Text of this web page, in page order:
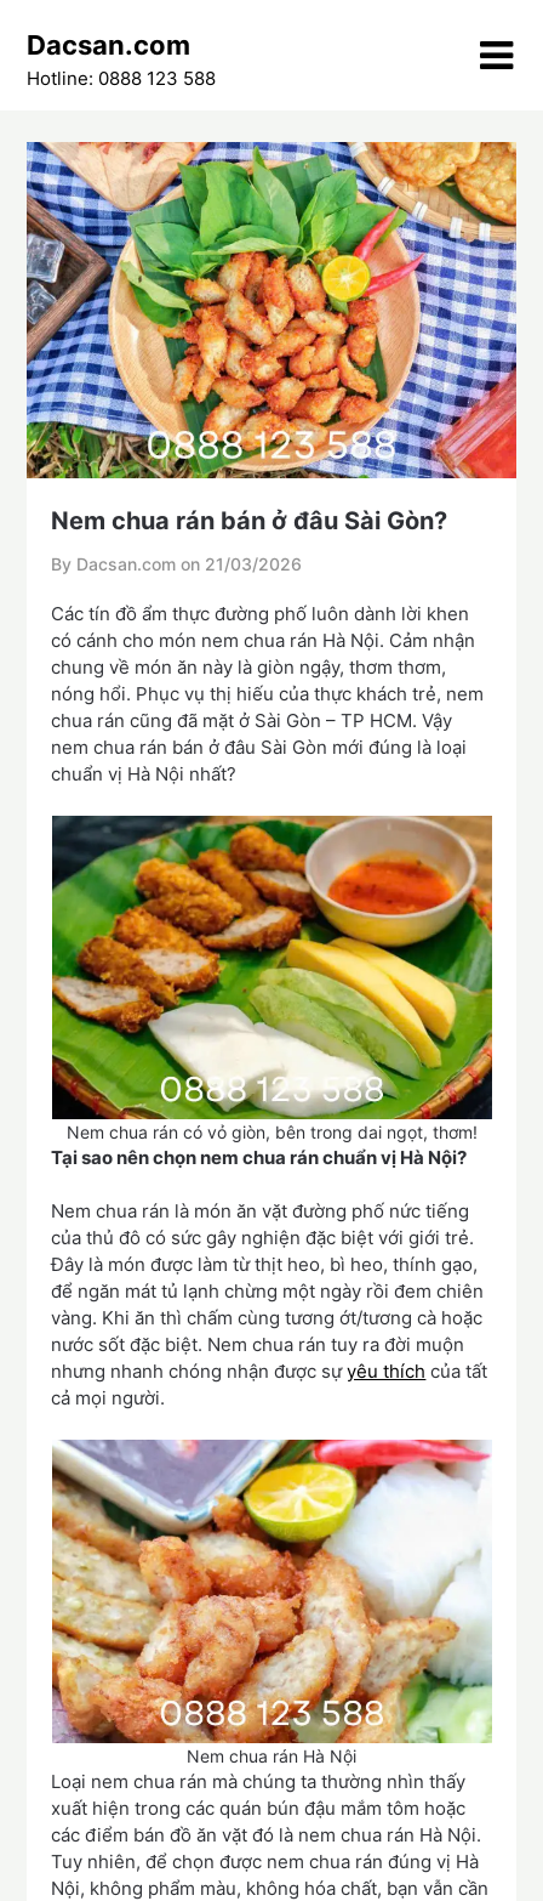
content
Dacsan.com
Hotline: 0888 123 588
Nem chua rán bán ở đâu Sài Gòn?
By Dacsan.com on 21/03/2026
Các tín đồ ẩm thực đường phố luôn dành lời khen
có cánh cho món nem chua rán Hà Nội. Cảm nhận
chung về món ăn này là giòn ngậy, thơm thơm,
nóng hổi. Phục vụ thị hiếu của thực khách trẻ, nem
chua rán cũng đã mặt ở Sài Gòn – TP HCM. Vậy
nem chua rán bán ở đâu Sài Gòn mới đúng là loại
chuẩn vị Hà Nội nhất?
Nem chua rán có vỏ giòn, bên trong dai ngọt, thơm!
Tại sao nên chọn nem chua rán chuẩn vị Hà Nội?
Nem chua rán là món ăn vặt đường phố nức tiếng
của thủ đô có sức gây nghiện đặc biệt với giới trẻ.
Đây là món được làm từ thịt heo, bì heo, thính gạo,
để ngăn mát tủ lạnh chừng một ngày rồi đem chiên
vàng. Khi ăn thì chấm cùng tương ớt/tương cà hoặc
nước sốt đặc biệt. Nem chua rán tuy ra đời muộn
nhưng nhanh chóng nhận được sựyêu thích của tất
cả mọi người.
Nem chua rán Hà Nội
Loại nem chua rán mà chúng ta thường nhìn thấy
xuất hiện trong các quán bún đậu mắm tôm hoặc
các điểm bán đồ ăn vặt đó là nem chua rán Hà Nội.
Tuy nhiên, để chọn được nem chua rán đúng vị Hà
Nội, không phẩm màu, không hóa chất, bạn vẫn cần